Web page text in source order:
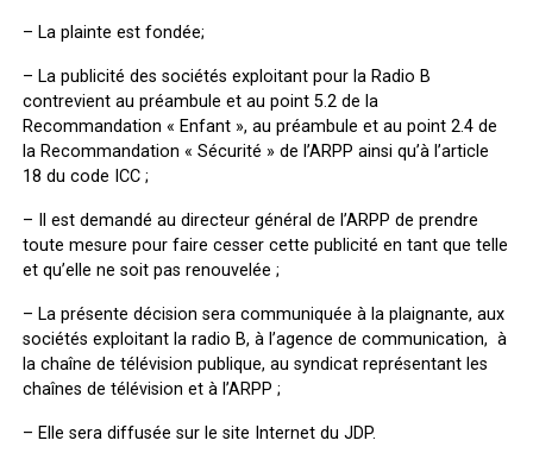
– La plainte est fondée;
– La publicité des sociétés exploitant pour la Radio B
contrevient au préambule et au point 5.2 de la
Recommandation « Enfant », au préambule et au point 2.4 de
la Recommandation « Sécurité » de l’ARPP ainsi qu’à l’article
18 du code ICC ;
– Il est demandé au directeur général de l’ARPP de prendre
toute mesure pour faire cesser cette publicité en tant que telle
et qu’elle ne soit pas renouvelée ;
– La présente décision sera communiquée à la plaignante, aux
sociétés exploitant la radio B, à l’agence de communication, à
la chaîne de télévision publique, au syndicat représentant les
chaînes de télévision et à l’ARPP ;
– Elle sera diffusée sur le site Internet du JDP.